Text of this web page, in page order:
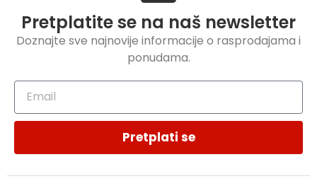
Pretplatite se na naš newsletter
Doznajte sve najnovije informacije o rasprodajama i
ponudama.
Pretplati se